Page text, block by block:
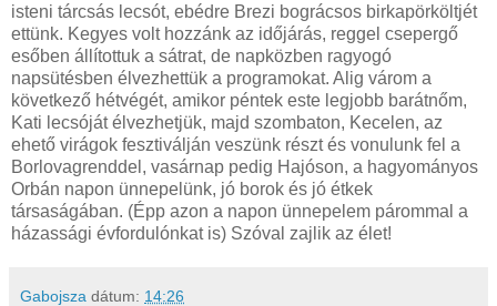
isteni tárcsás lecsót, ebédre Brezi bográcsos birkapörköltjét
ettünk. Kegyes volt hozzánk az időjárás, reggel csepergő
esőben állítottuk a sátrat, de napközben ragyogó
napsütésben élvezhettük a programokat. Alig várom a
következő hétvégét, amikor péntek este legjobb barátnőm,
Kati lecsóját élvezhetjük, majd szombaton, Kecelen, az
ehető virágok fesztiválján veszünk részt és vonulunk fel a
Borlovagrenddel, vasárnap pedig Hajóson, a hagyományos
Orbán napon ünnepelünk, jó borok és jó étkek
társaságában. (Épp azon a napon ünnepelem párommal a
házassági évfordulónkat is) Szóval zajlik az élet!
Gabojsza dátum: 14:26